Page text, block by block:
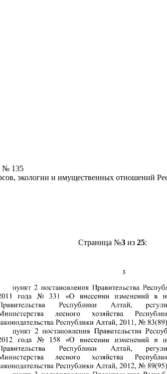
№ 135
экологии и имущественных отношений
Страница №3из 25: